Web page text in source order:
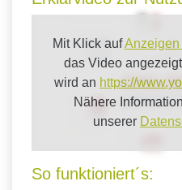
Mit Klick auf
das Video
wird an https://
Nähere
unserer
So funktioniert´s: